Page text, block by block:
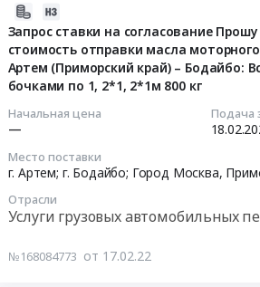
Запрос ставки на согласование
стоимость отправки масла
Артем (Приморский край) – Бодайбо:
бочками по 1, 2*1, 2*1м 800 кг
Начальная цена
—
Подача
Место поставки
г. Артем; г. Бодайбо; Город Москва,
Отрасли
Услуги грузовых автомобильных
№168084773 от 17.02.22